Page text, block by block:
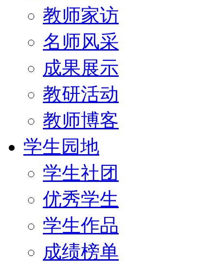
教师家访
名师风采
成果展示
教研活动
教师博客
学生园地
学生社团
优秀学生
学生作品
成绩榜单